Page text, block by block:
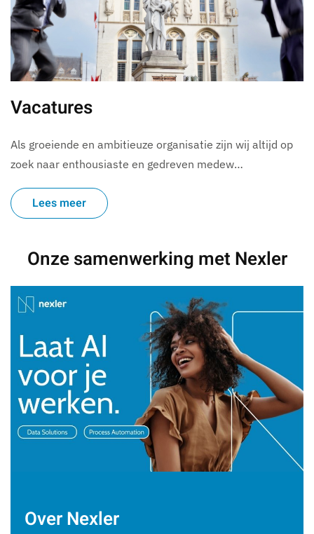
Vacatures
Als groeiende en ambitieuze organisatie zijn wij altijd op
zoek naar enthousiaste en gedreven medew…
Lees meer
Onze samenwerking met Nexler
Over Nexler